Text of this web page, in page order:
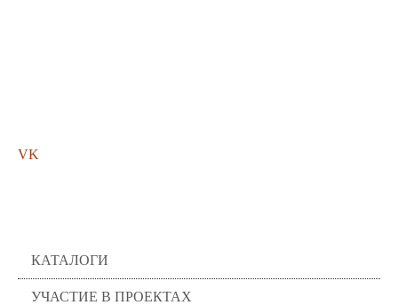
VK
КАТАЛОГИ
УЧАСТИЕ В ПРОЕКТАХ